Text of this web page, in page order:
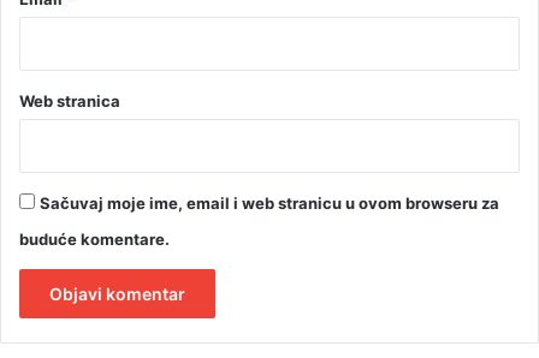
i
t
n
p
l
u
Web stranica
Sačuvaj moje ime, email i web stranicu u ovom browseru za
buduće komentare.